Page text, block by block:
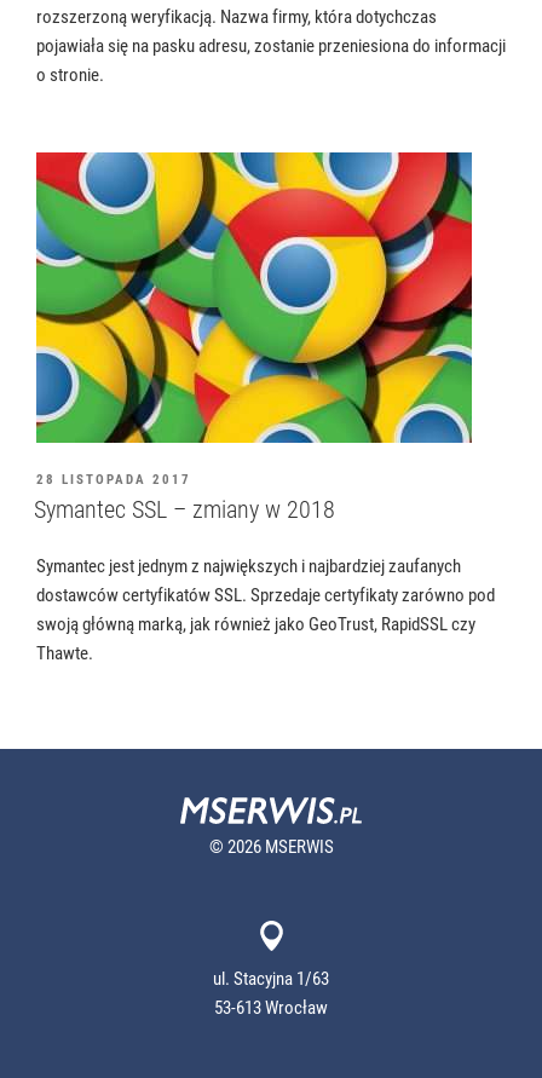
rozszerzoną weryfikacją. Nazwa firmy, która dotychczas
pojawiała się na pasku adresu, zostanie przeniesiona do informacji
o stronie.
OPUBLIKOWANE
W
28 LISTOPADA 2017
Symantec SSL – zmiany w 2018
Symantec jest jednym z największych i najbardziej zaufanych
dostawców certyfikatów SSL. Sprzedaje certyfikaty zarówno pod
swoją główną marką, jak również jako GeoTrust, RapidSSL czy
Thawte.
© 2026 MSERWIS
ul. Stacyjna 1/63
53-613 Wrocław